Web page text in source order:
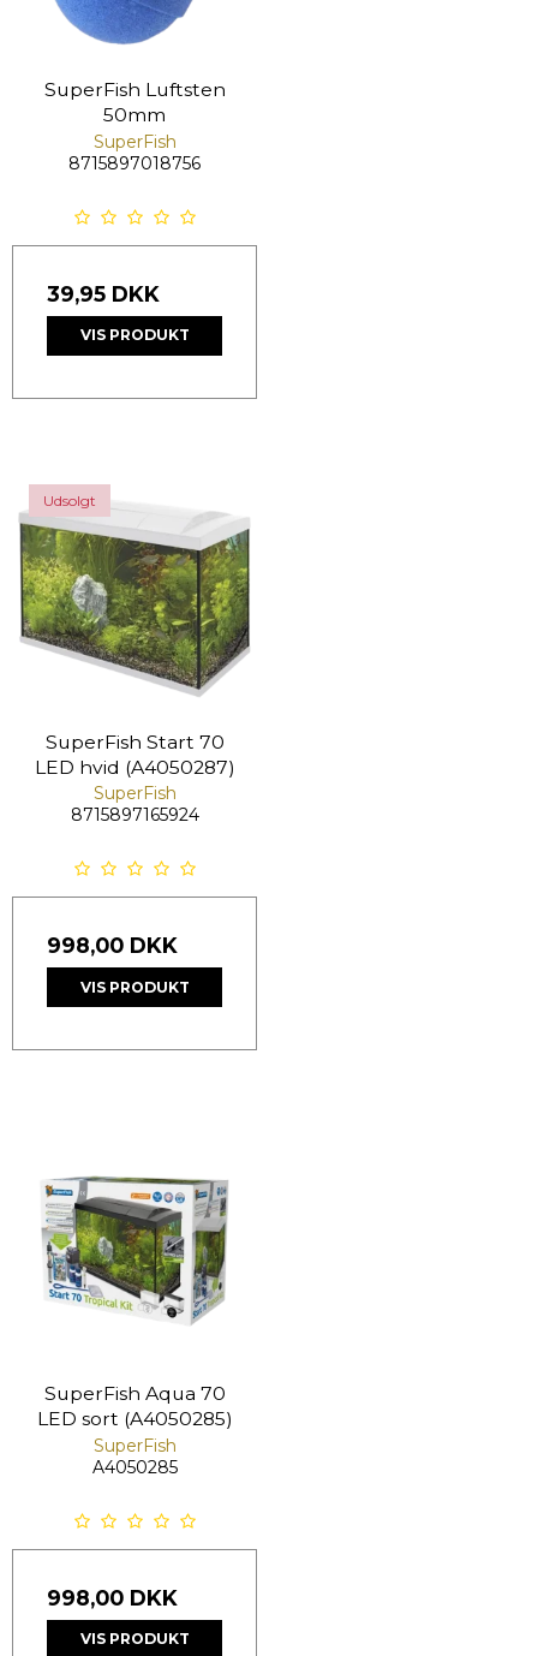
SuperFish Luftsten
50mm
SuperFish
8715897018756
39,95 DKK
VIS PRODUKT
Udsolgt
SuperFish Start 70
LED hvid (A4050287)
SuperFish
8715897165924
998,00 DKK
VIS PRODUKT
SuperFish Aqua 70
LED sort (A4050285)
SuperFish
A4050285
998,00 DKK
VIS PRODUKT